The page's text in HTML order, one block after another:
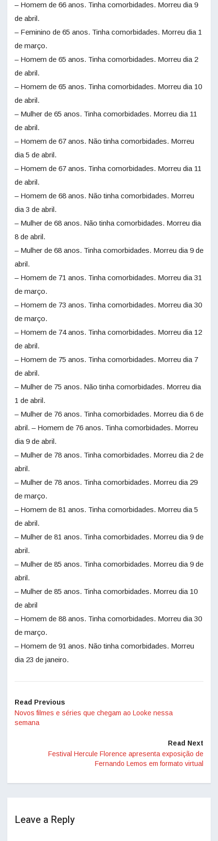
– Homem de 66 anos. Tinha comorbidades. Morreu dia 9
de abril.
– Feminino de 65 anos. Tinha comorbidades. Morreu dia 1
de março.
– Homem de 65 anos. Tinha comorbidades. Morreu dia 2
de abril.
– Homem de 65 anos. Tinha comorbidades. Morreu dia 10
de abril.
– Mulher de 65 anos. Tinha comorbidades. Morreu dia 11
de abril.
– Homem de 67 anos. Não tinha comorbidades. Morreu
dia 5 de abril.
– Homem de 67 anos. Tinha comorbidades. Morreu dia 11
de abril.
– Homem de 68 anos. Não tinha comorbidades. Morreu
dia 3 de abril.
– Mulher de 68 anos. Não tinha comorbidades. Morreu dia
8 de abril.
– Mulher de 68 anos. Tinha comorbidades. Morreu dia 9 de
abril.
– Homem de 71 anos. Tinha comorbidades. Morreu dia 31
de março.
– Homem de 73 anos. Tinha comorbidades. Morreu dia 30
de março.
– Homem de 74 anos. Tinha comorbidades. Morreu dia 12
de abril.
– Homem de 75 anos. Tinha comorbidades. Morreu dia 7
de abril.
– Mulher de 75 anos. Não tinha comorbidades. Morreu dia
1 de abril.
– Mulher de 76 anos. Tinha comorbidades. Morreu dia 6 de
abril. – Homem de 76 anos. Tinha comorbidades. Morreu
dia 9 de abril.
– Mulher de 78 anos. Tinha comorbidades. Morreu dia 2 de
abril.
– Mulher de 78 anos. Tinha comorbidades. Morreu dia 29
de março.
– Homem de 81 anos. Tinha comorbidades. Morreu dia 5
de abril.
– Mulher de 81 anos. Tinha comorbidades. Morreu dia 9 de
abril.
– Mulher de 85 anos. Tinha comorbidades. Morreu dia 9 de
abril.
– Mulher de 85 anos. Tinha comorbidades. Morreu dia 10
de abril
– Homem de 88 anos. Tinha comorbidades. Morreu dia 30
de março.
– Homem de 91 anos. Não tinha comorbidades. Morreu
dia 23 de janeiro.
Read Previous
Novos filmes e séries que chegam ao Looke nessa
semana
Read Next
Festival Hercule Florence apresenta exposição de
Fernando Lemos em formato virtual
Leave a Reply